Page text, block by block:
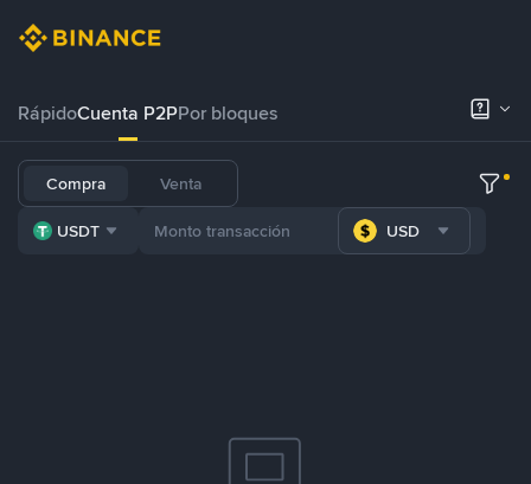
RápidoCuenta P2PPor bloques
Compra Venta
USDT USD